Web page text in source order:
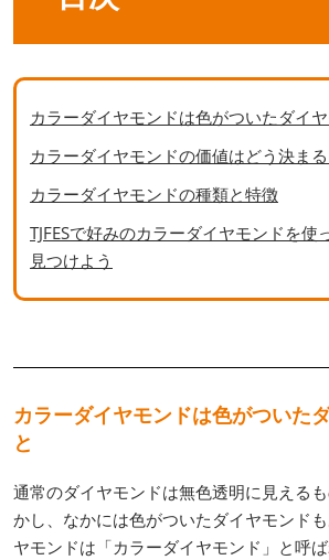
カラーダイヤモンドは色がついたダイ
カラーダイヤモンドの価値はどう決まる
カラーダイヤモンドの種類と特徴
TJFESで好みのカラーダイヤモンドを使
見つけよう
カラーダイヤモンドは色がついた
と
通常のダイヤモンドは無色透明に見える
かし、なかには色がついたダイヤモンド
ヤモンドは「カラーダイヤモンド」と呼ば